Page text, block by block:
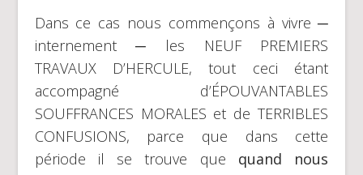
Dans ce cas nous commençons à vivre ─
internement ─ les NEUF PREMIERS
TRAVAUX D’HERCULE, tout ceci étant
accompagné d’ÉPOUVANTABLES
SOUFFRANCES MORALES et de TERRIBLES
CONFUSIONS, parce que dans cette
période il se trouve que quand nous